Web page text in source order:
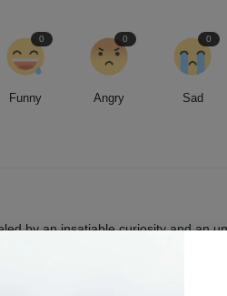
Funny
0
Angry
0
Sad
0
by an insatiable curiosity and an
pursuit of stories, I strive to
readers.